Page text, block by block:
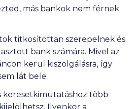
más bankok nem férnek
titkosítottan szerepelnek és
bank számára. Mivel az
kerül kiszolgálásra, így
lát bele.
keresetkimutatáshoz több
Ilyenkor a